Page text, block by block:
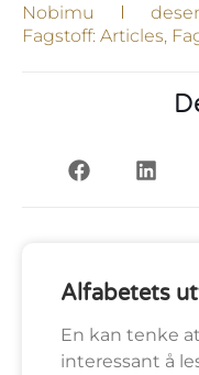
Nobimu
Fagstoff: Articles,
Alfabetets
En kan tenke
interessant å